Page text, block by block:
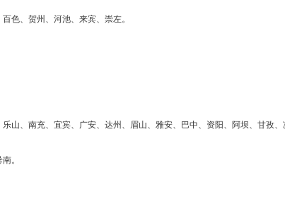
色、贺州、河池、来宾、崇左。
山、南充、宜宾、广安、达州、眉山、雅安、巴中、资阳、阿坝、甘孜、
。